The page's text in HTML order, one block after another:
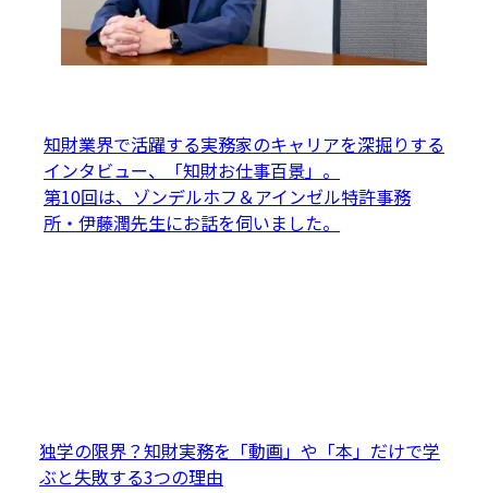
知財業界で活躍する実務家のキャリアを深掘りする
インタビュー、「知財お仕事百景」。
第10回は、ゾンデルホフ＆アインゼル特許事務
所・伊藤潤先生にお話を伺いました。
独学の限界？知財実務を「動画」や「本」だけで学
ぶと失敗する3つの理由